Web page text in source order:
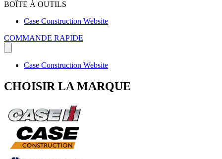
BOÎTE À OUTILS
Case Construction Website
COMMANDE RAPIDE
Case Construction Website
CHOISIR LA MARQUE